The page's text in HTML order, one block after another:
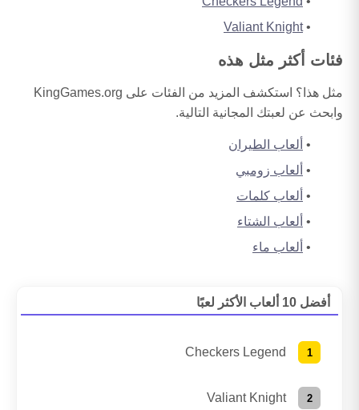
Valiant Knight
فئات أكثر مثل هذه
مثل هذا؟ استكشف المزيد من الفئات على KingGames.org
وابحث عن لعبتك المجانية التالية.
ألعاب الطيران
ألعاب زومبي
ألعاب كلمات
ألعاب الشتاء
ألعاب ماء
أفضل 10 ألعاب الأكثر لعبًا
Checkers Legend
Valiant Knight